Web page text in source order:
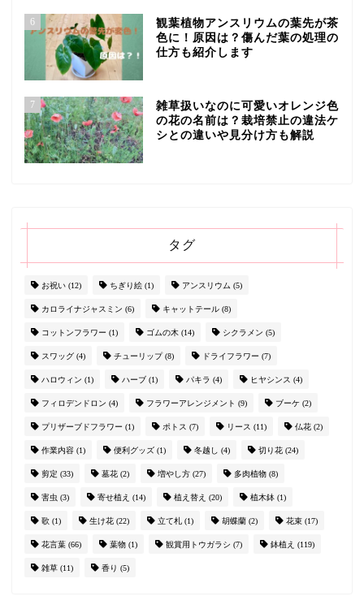
6
観葉植物アンスリウムの葉先が茶
色に！原因は？傷んだ葉の処理の
仕方も紹介します
7
雑草扱いなのに可愛いオレンジ色
の花の名前は？栽培禁止の違法ケ
シとの違いや見分け方も解説
タグ
お祝い (12) ちぎり絵 (1) アンスリウム (5)
カロライナジャスミン (6) キャットテール (8)
コットンフラワー (1) ゴムの木 (14) シクラメン (5)
スワッグ (4) チューリップ(8) ドライフラワー (7)
ハロウィン (1) ハーブ (1) パキラ (4) ヒヤシンス (4)
フィロデンドロン (4) フラワーアレンジメント (9) ブーケ (2)
プリザーブドフラワー (1) ポトス (7) リース (11) 仏花 (2)
作業内容 (1) 便利グッズ (1) 冬越し (4) 切り花 (24)
剪定 (33) 墓花 (2) 増やし方 (27) 多肉植物 (8)
害虫 (3) 寄せ植え (14) 植え替え (20) 植木鉢 (1)
歌 (1) 生け花 (22) 立て札 (1) 胡蝶蘭 (2) 花束 (17)
花言葉 (66) 葉物 (1) 観賞用トウガラシ (7) 鉢植え (119)
雑草 (11) 香り (5)